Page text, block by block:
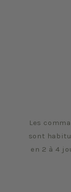
Les
sont
en 2 à 4